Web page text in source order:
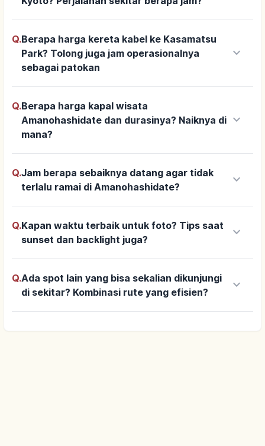
Q.Berapa harga kereta kabel ke Kasamatsu
Park? Tolong juga jam operasionalnya
sebagai patokan
keyboard_arrow_down
Q.Berapa harga kapal wisata
Amanohashidate dan durasinya? Naiknya di
mana?
keyboard_arrow_down
Q.Jam berapa sebaiknya datang agar tidak
terlalu ramai di Amanohashidate?
keyboard_arrow_down
Q.Kapan waktu terbaik untuk foto? Tips saat
sunset dan backlight juga?
keyboard_arrow_down
Q.Ada spot lain yang bisa sekalian dikunjungi
di sekitar? Kombinasi rute yang efisien?
keyboard_arrow_down